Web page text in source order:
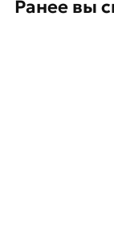
Ранее вы